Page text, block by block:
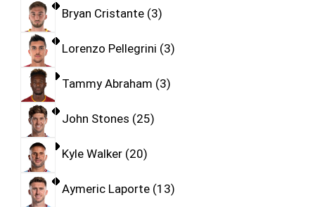
Bryan Cristante 3
Lorenzo Pellegrini 3
Tammy Abraham 3
John Stones 25
Kyle Walker 20
Aymeric Laporte 13